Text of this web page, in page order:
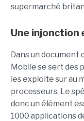
supermarché
Une injonction
Dans un document
Mobile se sert des
les exploite sur au
processeurs. Le
donc un élément
1000 applications